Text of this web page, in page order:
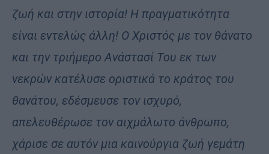
ζωή και στην ιστορία! Η πραγματικότητα
είναι εντελώς άλλη! Ο Χριστός με τον θάνατο
και την τριήμερο Ανάστασί Του εκ των
νεκρών κατέλυσε οριστικά το κράτος του
θανάτου, εδέσμευσε τον ισχυρό,
απελευθέρωσε τον αιχμάλωτο άνθρωπο,
χάρισε σε αυτόν μια καινούργια ζωή γεμάτη